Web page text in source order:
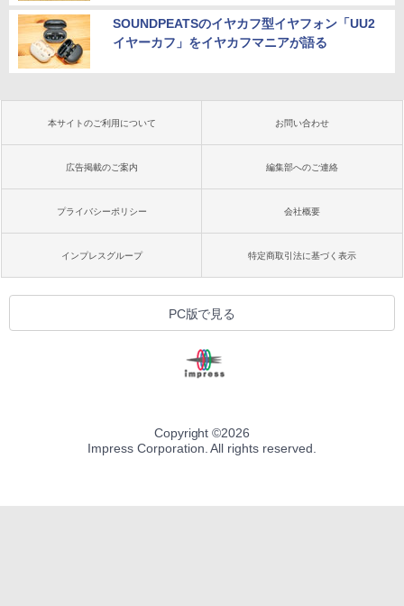
SOUNDPEATSのイヤカフ型イヤフォン「UU2
イヤーカフ」をイヤカフマニアが語る
本サイトのご利用について お問い合わせ
広告掲載のご案内 編集部へのご連絡
プライバシーポリシー 会社概要
インプレスグループ 特定商取引法に基づく表示
PC版で見る
Copyright ©2026
Impress Corporation. All rights reserved.